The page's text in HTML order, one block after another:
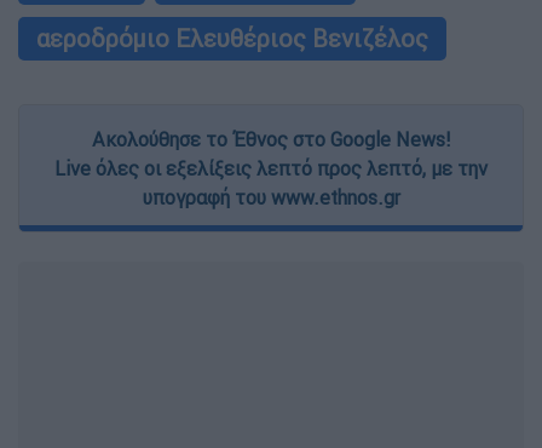
αεροδρόμιο Ελευθέριος Βενιζέλος
Ακολούθησε το Έθνος στο Google News!
Live όλες οι εξελίξεις λεπτό προς λεπτό, με την
υπογραφή του www.ethnos.gr